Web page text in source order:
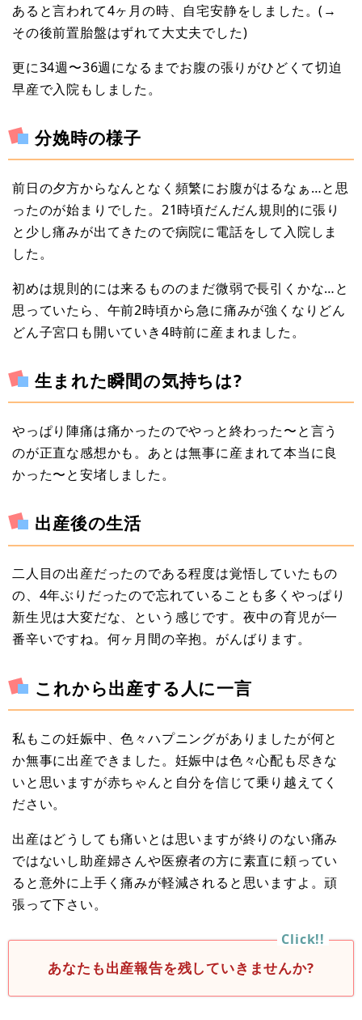
あると言われて4ヶ月の時、自宅安静をしました。(→
その後前置胎盤はずれて大丈夫でした)
更に34週〜36週になるまでお腹の張りがひどくて切迫
早産で入院もしました。
分娩時の様子
前日の夕方からなんとなく頻繁にお腹がはるなぁ…と思
ったのが始まりでした。21時頃だんだん規則的に張り
と少し痛みが出てきたので病院に電話をして入院しま
した。
初めは規則的には来るもののまだ微弱で長引くかな…と
思っていたら、午前2時頃から急に痛みが強くなりどん
どん子宮口も開いていき4時前に産まれました。
生まれた瞬間の気持ちは?
やっぱり陣痛は痛かったのでやっと終わった〜と言う
のが正直な感想かも。あとは無事に産まれて本当に良
かった〜と安堵しました。
出産後の生活
二人目の出産だったのである程度は覚悟していたもの
の、4年ぶりだったので忘れていることも多くやっぱり
新生児は大変だな、という感じです。夜中の育児が一
番辛いですね。何ヶ月間の辛抱。がんばります。
これから出産する人に一言
私もこの妊娠中、色々ハプニングがありましたが何と
か無事に出産できました。妊娠中は色々心配も尽きな
いと思いますが赤ちゃんと自分を信じて乗り越えてく
ださい。
出産はどうしても痛いとは思いますが終りのない痛み
ではないし助産婦さんや医療者の方に素直に頼ってい
ると意外に上手く痛みが軽減されると思いますよ。頑
張って下さい。
あなたも出産報告を残していきませんか?